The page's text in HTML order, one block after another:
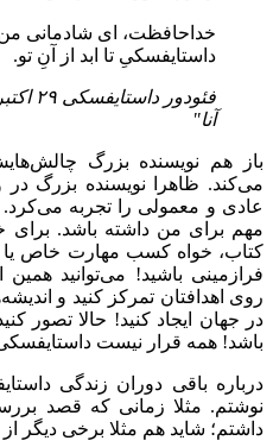
خداحافظت، ای شادمانی
داستایفسکیِ تا ابد از آنِ تو.
آنا"
باز هم نویسنده بزرگ
می‌کند. ظاهرا نویسنده بزرگ
عادی و معمولی را تجربه ‌می‌کرد.
مهم برای من داشته باشد. برای
کتاب، خواه کسب مهارت خاص یا
فرازمینی باشید! می‌توانید
روی اهدافتان تمرکز کنید و
در جهان ایجاد کنید! حالا تصور
باشد! همه قرار نیست
درباره باقی دوران زندگی
نوشتم. مثلا زمانی که قصد
داشتم؛ شاید هم مثلا برخی دیگر